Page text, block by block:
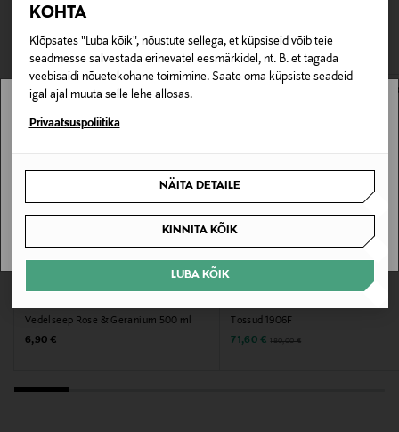
KOHTA
Klõpsates "Luba kõik", nõustute sellega, et küpsiseid võib teie
seadmesse salvestada erinevatel eesmärkidel, nt. B. et tagada
veebisaidi nõuetekohane toimimine. Saate oma küpsiste seadeid
igal ajal muuta selle lehe allosas.
Privaatsuspoliitika
NÄITA DETAILE
KINNITA KÕIK
LUBA KÕIK
Tootenumber
117817379
Pakendi suurus
Valmistaja tootenumber
New Organics Oy
pakendis kosmeetika- ja loodustooted peavad olema
avamata originaalpakendis.
E-POE TAGASTUSED
VAATASID KA
Vedelseep Rose & Geranium 500 ml
Original Price
6,90 €
Tossud 1906F
Discounted Price
71,60 € Original Price
180,00 €
Stockmann pole Sinu riigis saadaval.
SAAN ARU